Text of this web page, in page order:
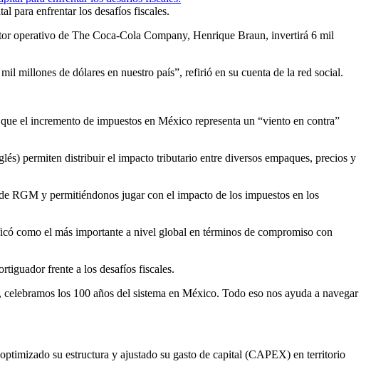
para enfrentar los desafíos fiscales.
operativo de The Coca-Cola Company, Henrique Braun, invertirá 6 mil
millones de dólares en nuestro país”, refirió en su cuenta de la red social.
el incremento de impuestos en México representa un “viento en contra”
permiten distribuir el impacto tributario entre diversos empaques, precios y
RGM y permitiéndonos jugar con el impacto de los impuestos en los
como el más importante a nivel global en términos de compromiso con
frente a los desafíos fiscales.
los 100 años del sistema en México. Todo eso nos ayuda a navegar
su estructura y ajustado su gasto de capital (CAPEX) en territorio